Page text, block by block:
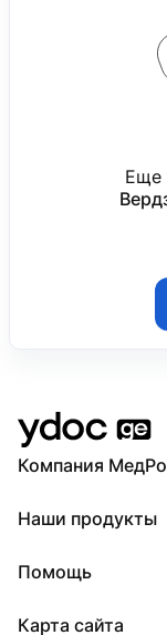
Еще
Компания
О YDoc
Наши продукты
ПроТаблетки
МедТочка
Помощь
Карта сайта